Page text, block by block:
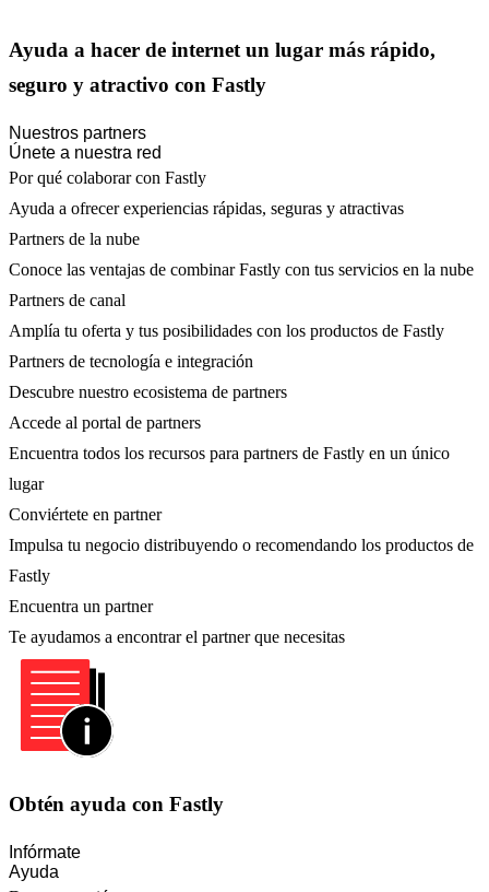
Ayuda a hacer de internet un lugar más rápido,
seguro y atractivo con Fastly
Nuestros partners
Únete a nuestra red
Por qué colaborar con Fastly
Ayuda a ofrecer experiencias rápidas, seguras y atractivas
Partners de la nube
Conoce las ventajas de combinar Fastly con tus servicios en la nube
Partners de canal
Amplía tu oferta y tus posibilidades con los productos de Fastly
Partners de tecnología e integración
Descubre nuestro ecosistema de partners
Accede al portal de partners
Encuentra todos los recursos para partners de Fastly en un único
lugar
Conviértete en partner
Impulsa tu negocio distribuyendo o recomendando los productos de
Fastly
Encuentra un partner
Te ayudamos a encontrar el partner que necesitas
Obtén ayuda con Fastly
Infórmate
Ayuda